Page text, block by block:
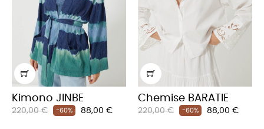
Kimono JINBE
Prix
220,00 € -60% Prix
88,00 €
Chemise BARATIE
Prix
220,00 € -60% Prix
88,00 €